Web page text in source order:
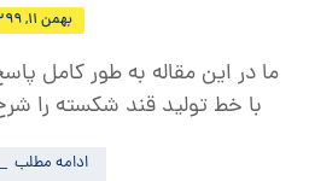
بهمن ۱۱, ۱۳۹۹
ما در این مقاله به طور کامل
با خط تولید قند شکسته را
ادامه مطلب